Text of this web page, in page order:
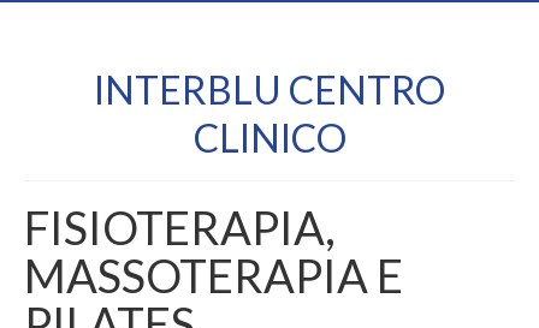
INTERBLU CENTRO
CLINICO
FISIOTERAPIA,
MASSOTERAPIA E